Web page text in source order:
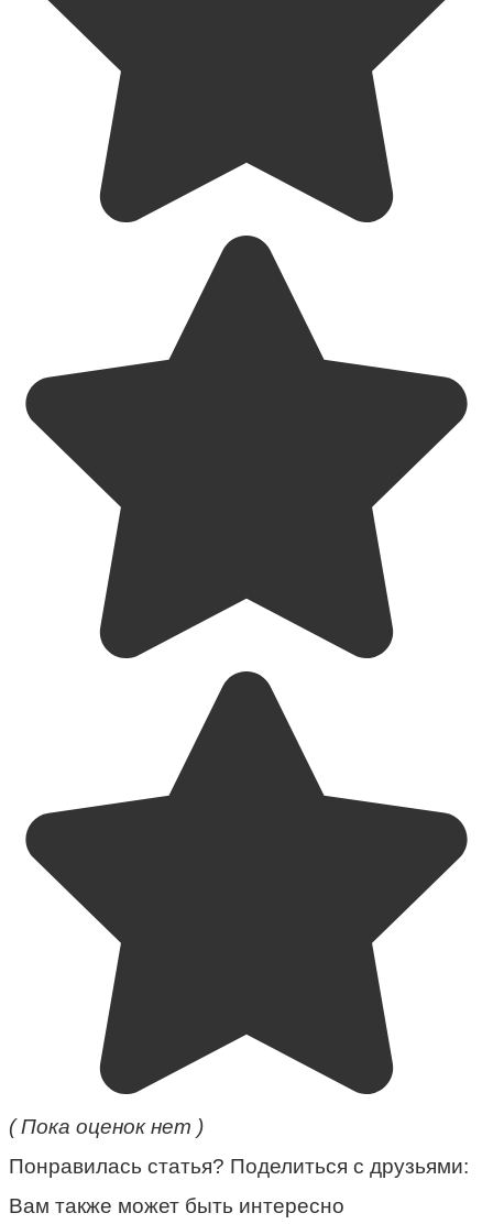
( Пока оценок нет )
Понравилась статья? Поделиться с друзьями:
Вам также может быть интересно